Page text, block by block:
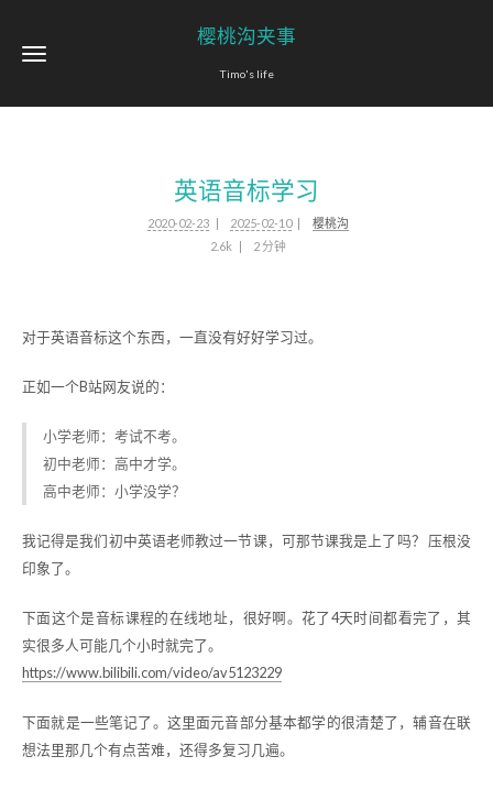
樱桃沟夹事
Timo's life
英语音标学习
2020-02-23 2025-02-10
樱桃沟
2.6k
2 分钟
对于英语音标这个东西，一直没有好好学习过。
正如一个B站网友说的：
小学老师：考试不考。
初中老师：高中才学。
高中老师：小学没学？
我记得是我们初中英语老师教过一节课，可那节课我是上了吗？ 压根没
印象了。
下面这个是音标课程的在线地址，很好啊。花了4天时间都看完了，其
实很多人可能几个小时就完了。
https://www.bilibili.com/video/av5123229
下面就是一些笔记了。这里面元音部分基本都学的很清楚了，辅音在联
想法里那几个有点苦难，还得多复习几遍。